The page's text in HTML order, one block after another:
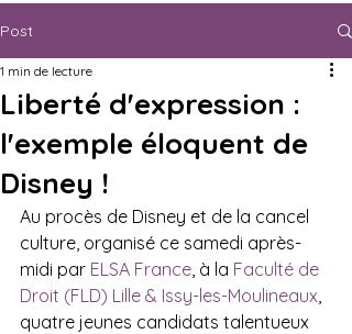
Post
Liberté d'expression :
l'exemple éloquent de
Disney !
1 min de lecture
Au procès de Disney et de la cancel
culture, organisé ce samedi après-
midi par ELSA France, à la Faculté de
Droit (FLD) Lille & Issy-les-Moulineaux,
quatre jeunes candidats talentueux